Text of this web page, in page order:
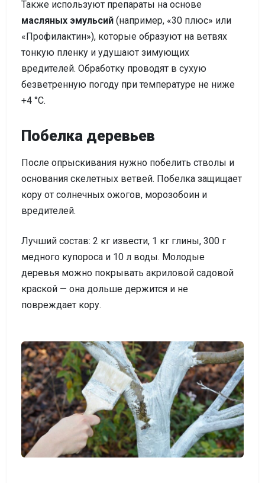
Также используют препараты на основе
масляных эмульсий (например, «30 плюс» или
«Профилактин»), которые образуют на ветвях
тонкую пленку и удушают зимующих
вредителей. Обработку проводят в сухую
безветренную погоду при температуре не ниже
+4 °C.
Побелка деревьев
После опрыскивания нужно побелить стволы и
основания скелетных ветвей. Побелка защищает
кору от солнечных ожогов, морозобоин и
вредителей.
Лучший состав: 2 кг извести, 1 кг глины, 300 г
медного купороса и 10 л воды. Молодые
деревья можно покрывать акриловой садовой
краской — она дольше держится и не
повреждает кору.